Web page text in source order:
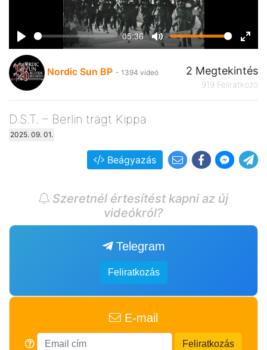
Play
05:36
Mute
Nordic Sun BP - 1394 videó 2 Megtekintés
919 Feliratkozó
D.S.T. – Berlin trägt Kippa
2025. 09. 01.
Beágyazás
Szeretnél értesítést kapni az új
videókról?
Telegram
Feliratkozás
E-mail
Feliratkozás